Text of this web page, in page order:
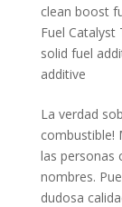
clean boost
Fuel Catalyst
solid fuel
additive
La verdad
combustible!
las personas
nombres.
dudosa